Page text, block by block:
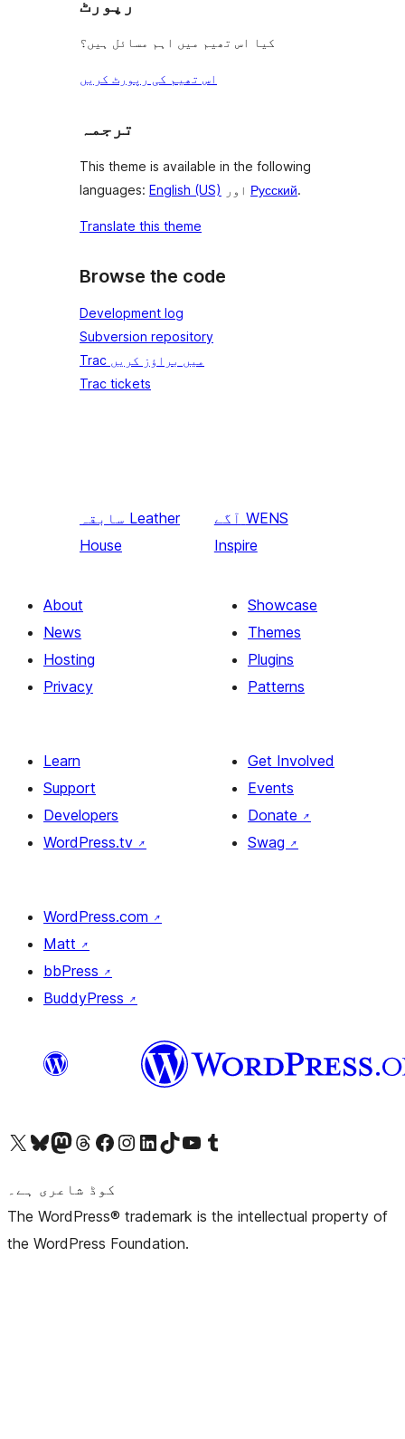
رپورٹ
کیا اس تھیم میں اہم مسائل ہیں؟
اس تھیم کی رپورٹ کریں
ترجمہ
This theme is available in the following
languages: English (US) Русский.
Translate this theme
Browse the code
Development log
Subversion repository
Trac میں براؤز کریں
Trac tickets
سابقہ Leather
House
آگے WENS
Inspire
About
News
Hosting
Privacy
Showcase
Themes
Plugins
Patterns
Learn
Support
Developers
WordPress.tv ↗
Get Involved
Events
Donate ↗
Swag ↗
WordPress.com ↗
Matt ↗
bbPress ↗
BuddyPress ↗
Visit our X (formerly Twitter) account
ہمارے بلیواسکائی اکاؤنٹ پر جائیں
Visit our Mastodon account
ہمارے ٹھریڈز اکاؤنٹ پر جائیں
Visit our Facebook pageVisit our Instagram account
Visit our LinkedIn account
ہمارے ٹک ٹاک اکاؤنٹ پر جائیں
Visit our YouTube channel
ہمارے ٹمبلر اکاؤنٹ پر جائیں
کوڈ شاعری ہے۔
The WordPress® trademark is the intellectual property of
the WordPress Foundation.